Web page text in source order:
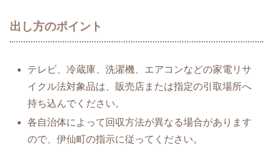
出し方のポイント
テレビ、冷蔵庫、洗濯機、エアコンなどの家電リサ
イクル法対象品は、販売店または指定の引取場所へ
持ち込んでください。
各自治体によって回収方法が異なる場合があります
ので、伊仙町の指示に従ってください。